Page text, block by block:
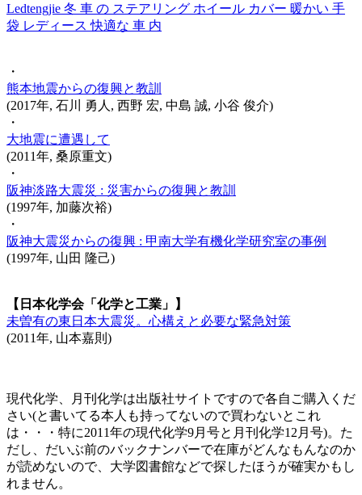
Ledtengjie 冬 車 の ステアリング ホイール カバー 暖かい 手
袋 レディース 快適な 車 内
・
熊本地震からの復興と教訓
(2017年, 石川 勇人, 西野 宏, 中島 誠, 小谷 俊介)
・
大地震に遭遇して
(2011年, 桑原重文)
・
阪神淡路大震災 : 災害からの復興と教訓
(1997年, 加藤次裕)
・
阪神大震災からの復興 : 甲南大学有機化学研究室の事例
(1997年, 山田 隆己)
【日本化学会「化学と工業」】
未曽有の東日本大震災。心構えと必要な緊急対策
(2011年, 山本嘉則)
現代化学、月刊化学は出版社サイトですので各自ご購入くだ
さい(と書いてる本人も持ってないので買わないとこれ
は・・・特に2011年の現代化学9月号と月刊化学12月号)。た
だし、だいぶ前のバックナンバーで在庫がどんなもんなのか
が読めないので、大学図書館などで探したほうが確実かもし
れません。